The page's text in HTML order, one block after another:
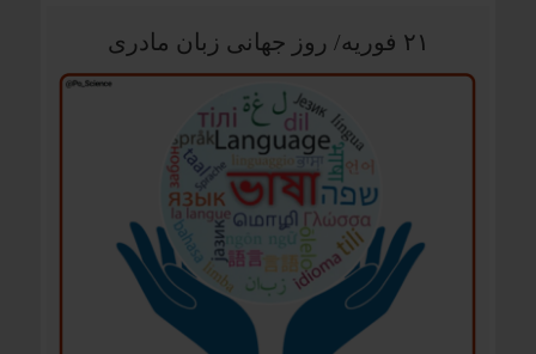
۲۱ فوریه/ روز جهانی زبان مادری